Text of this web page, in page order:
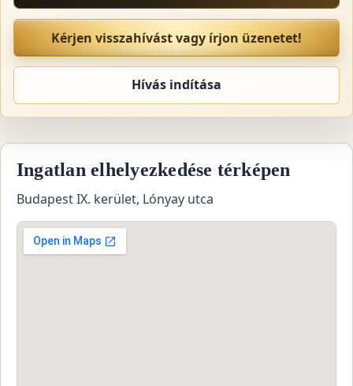
Kérjen visszahívást vagy írjon üzenetet!
Hívás indítása
Ingatlan elhelyezkedése térképen
Budapest IX. kerület, Lónyay utca